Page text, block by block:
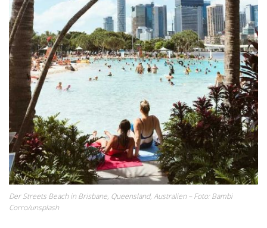
Der Streets Beach in Brisbane, Queensland, Australien – Foto: Bambi
Corro/unsplash